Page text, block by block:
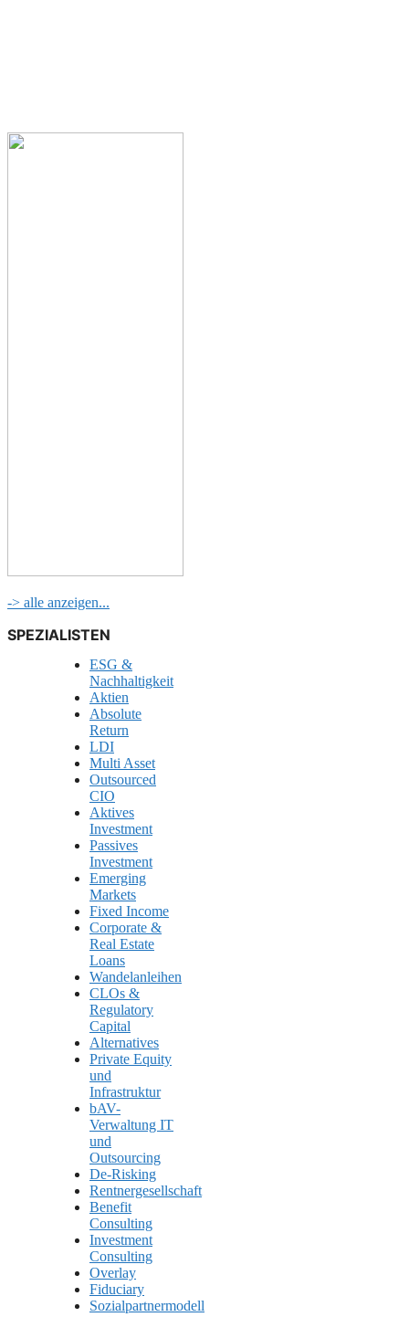
-> alle anzeigen...
SPEZIALISTEN
ESG &
Nachhaltigkeit
Aktien
Absolute
Return
LDI
Multi Asset
Outsourced
CIO
Aktives
Investment
Passives
Investment
Emerging
Markets
Fixed Income
Corporate &
Real Estate
Loans
Wandelanleihen
CLOs &
Regulatory
Capital
Alternatives
Private Equity
und
Infrastruktur
bAV-
Verwaltung IT
und
Outsourcing
De-Risking
Rentnergesellschaft
Benefit
Consulting
Investment
Consulting
Overlay
Fiduciary
Sozialpartnermodell